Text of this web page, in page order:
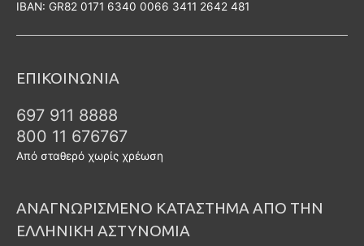
ΙΒΑΝ: GR82 0171 6340 0066 3411 2642 481
ΕΠΙΚΟΙΝΩΝΙΑ
697 911 8888
800 11 676767
Από σταθερό χωρίς χρέωση
ΑΝΑΓΝΩΡΙΣΜΕΝΟ ΚΑΤΑΣΤΗΜΑ ΑΠΟ ΤΗΝ
ΕΛΛΗΝΙΚΗ ΑΣΤΥΝΟΜΙΑ